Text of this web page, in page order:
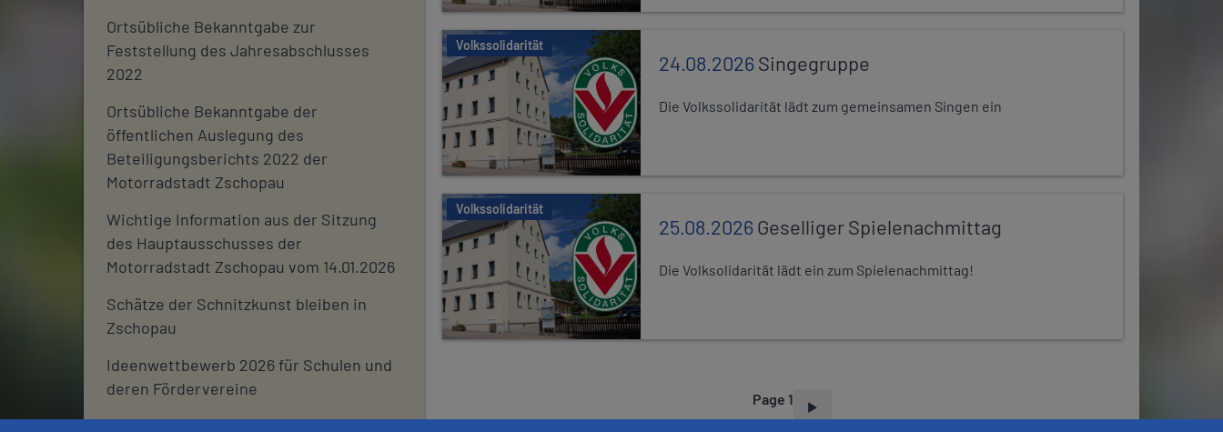
Ortsübliche Bekanntgabe zur
Feststellung des Jahresabschlusses
2022
Ortsübliche Bekanntgabe der
öffentlichen Auslegung des
Beteiligungsberichts 2022 der
Motorradstadt Zschopau
Wichtige Information aus der Sitzung
des Hauptausschusses der
Motorradstadt Zschopau vom 14.01.2026
Schätze der Schnitzkunst bleiben in
Zschopau
Ideenwettbewerb 2026 für Schulen und
deren Fördervereine
Stadtjournal 2026: Wir suchen euch
Volkssolidarität
24.08.2026Singegruppe
Die Volkssolidarität lädt zum gemeinsamen Singen ein
Volkssolidarität
25.08.2026Geselliger Spielenachmittag
Die Volksolidarität lädt ein zum Spielenachmittag!
P
Page 1